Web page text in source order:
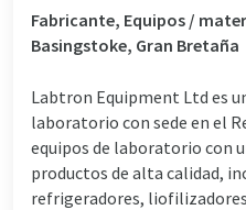
Fabricante, Equipos /
Basingstoke, Gran Bretaña
Labtron Equipment Ltd es
laboratorio con sede en el
equipos de laboratorio con
productos de alta calidad,
refrigeradores,